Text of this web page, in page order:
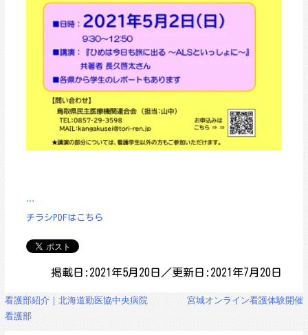
…
チラシPDFはこちら
掲載日:2021年5月20日／更新日:2021年7月20日
投
稿
看護部紹介｜北海道勤医協中央病院
看護部
宮城オンライン看護体験開催